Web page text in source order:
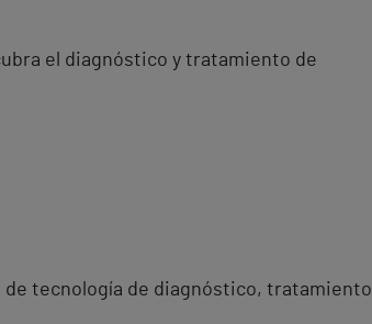
el diagnóstico y tratamiento de
de tecnología de diagnóstico, tratamiento